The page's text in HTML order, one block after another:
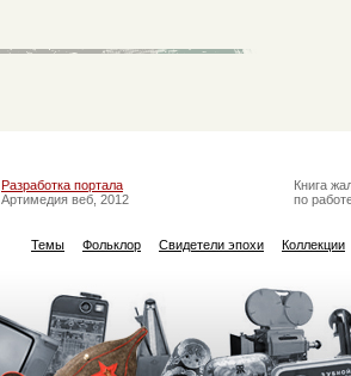
Разработка портала
Артимедия веб, 2012
Книга
по
Темы Фольклор Свидетели эпохи Коллекции